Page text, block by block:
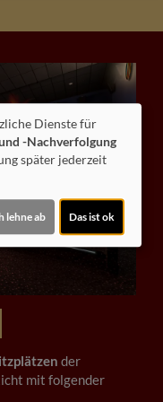
der
mit folgender
Dienste für
-Nachverfolgung
später jederzeit
lehne ab Das ist ok